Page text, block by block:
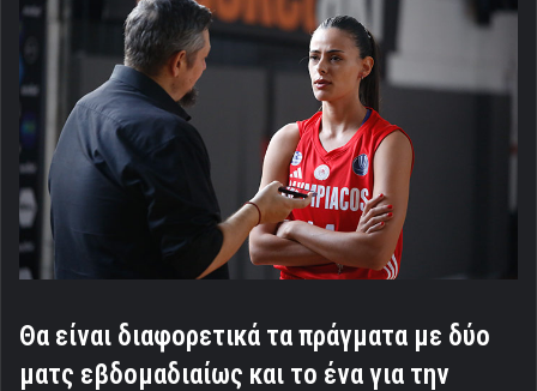
Θα είναι διαφορετικά τα πράγματα με δύο
ματς εβδομαδιαίως και το ένα για την